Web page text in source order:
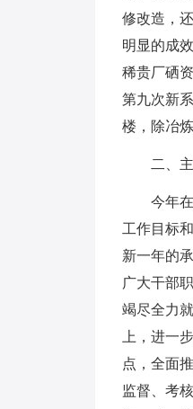
修改造，
明显的成
稀贵厂硒
第九次新
楼，除冶
二、
今年
工作目标
新一年的
广大干部
竭尽全力
上，进一
点，全面
监督、考